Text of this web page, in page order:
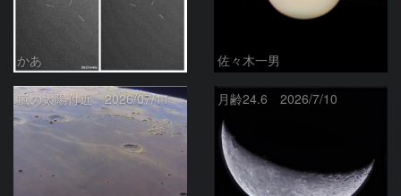
かあ 佐々木一男
嵐の太陽付近 2026/07/11 月齢24.6 2026/7/10